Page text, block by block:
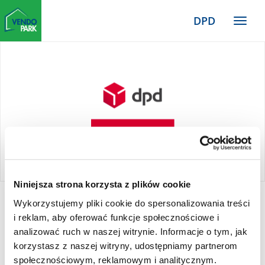
Niniejsza strona korzysta z plików cookie
Wykorzystujemy pliki cookie do spersonalizowania treści
i reklam, aby oferować funkcje społecznościowe i
analizować ruch w naszej witrynie. Informacje o tym, jak
korzystasz z naszej witryny, udostępniamy partnerom
społecznościowym, reklamowym i analitycznym.
Zum
Haupt-
Inhalt
Menü
DPD
DPD
DPD Pickup to nadania i odbiory przesyłek w